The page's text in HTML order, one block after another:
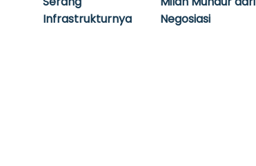
Infrastrukturnya
Negosiasi